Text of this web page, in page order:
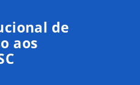
Canais
de
aos